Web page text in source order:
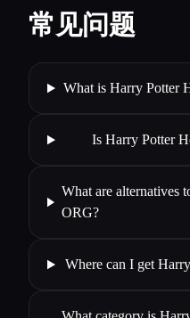
常见问题
What is Harry Potter
Is Harry Potter
What are alternatives
ORG?
Where can I get